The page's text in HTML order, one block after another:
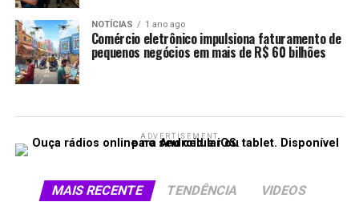
NOTÍCIAS 1 ano ago
Comércio eletrônico impulsiona faturamento de
pequenos negócios em mais de R$ 60 bilhões
ADVERTISEMENT
MAIS RECENTE TENDÊNCIA VIDEOS